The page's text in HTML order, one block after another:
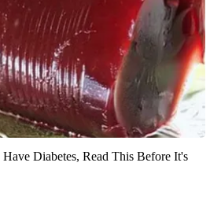
Diabetes, Read This Before It's